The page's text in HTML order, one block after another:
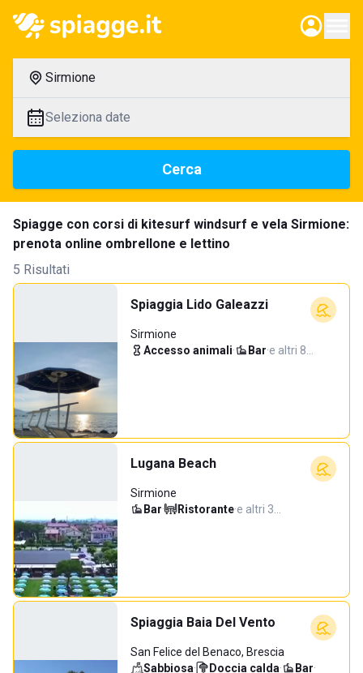
Sirmione
Seleziona date
Cerca
Spiagge con corsi di kitesurf windsurf e vela Sirmione:
prenota online ombrellone e lettino
5 Risultati
Spiaggia Lido Galeazzi
Sirmione
Accesso animali· Bar·e altri 8…
Lugana Beach
Sirmione
Bar· Ristorante·e altri 3…
Spiaggia Baia Del Vento
San Felice del Benaco, Brescia
Sabbiosa· Doccia calda· Bar·